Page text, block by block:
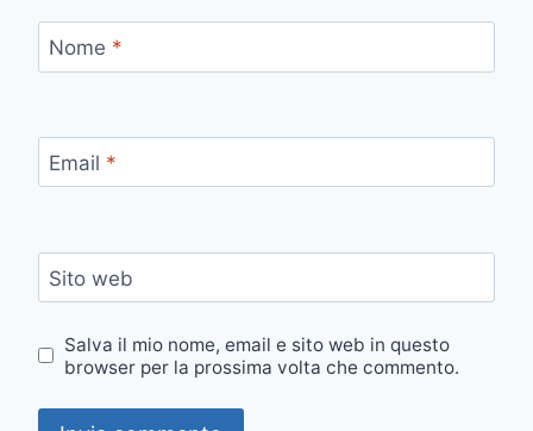
Nome *
Email *
Sito web
Salva il mio nome, email e sito web in questo
browser per la prossima volta che commento.